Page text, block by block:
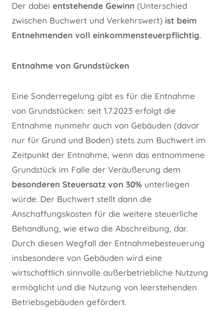
Der dabei entstehende Gewinn (Unterschied
zwischen Buchwert und Verkehrswert) ist beim
Entnehmenden voll einkommensteuerpflichtig.
Entnahme von Grundstücken
Eine Sonderregelung gibt es für die Entnahme
von Grundstücken: seit 1.7.2023 erfolgt die
Entnahme nunmehr auch von Gebäuden (davor
nur für Grund und Boden) stets zum Buchwert im
Zeitpunkt der Entnahme, wenn das entnommene
Grundstück im Falle der Veräußerung dem
besonderen Steuersatz von 30% unterliegen
würde. Der Buchwert stellt dann die
Anschaffungskosten für die weitere steuerliche
Behandlung, wie etwa die Abschreibung, dar.
Durch diesen Wegfall der Entnahmebesteuerung
insbesondere von Gebäuden wird eine
wirtschaftlich sinnvolle außerbetriebliche Nutzung
ermöglicht und die Nutzung von leerstehenden
Betriebsgebäuden gefördert.